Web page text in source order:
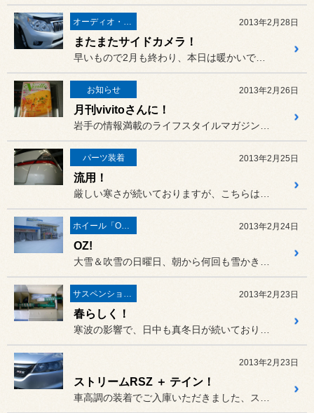
オーディオ・ナビ関連 2013年2月28日
またまたサイドカメラ！
お知らせ 2013年2月26日
月刊vivitoさんに！
パーツ装着 2013年2月25日
流用！
ホイール「OZ-Racing」 2013年2月24日
OZ!
サスペンション・ボディ関連 2013年2月23日
春らしく！
2013年2月23日
ストリームRSZ ＋ テイン！